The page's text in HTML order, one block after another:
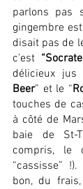
parlons pas
gingembre
disait pas de
c’est
délicieux
Beer” et le “
touches de
à côté de
baie de St-
compris, le
“cassisse”
bon, du